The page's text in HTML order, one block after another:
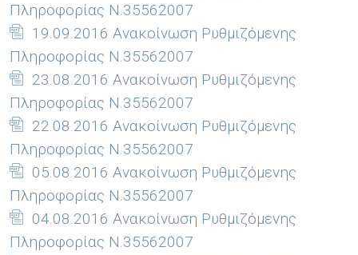
Πληροφορίας Ν.35562007
19.09.2016 Ανακοίνωση Ρυθμιζόμενης
Πληροφορίας Ν.35562007
23.08.2016 Ανακοίνωση Ρυθμιζόμενης
Πληροφορίας Ν.35562007
22.08.2016 Ανακοίνωση Ρυθμιζόμενης
Πληροφορίας Ν.35562007
05.08.2016 Ανακοίνωση Ρυθμιζόμενης
Πληροφορίας Ν.35562007
04.08.2016 Ανακοίνωση Ρυθμιζόμενης
Πληροφορίας Ν.35562007